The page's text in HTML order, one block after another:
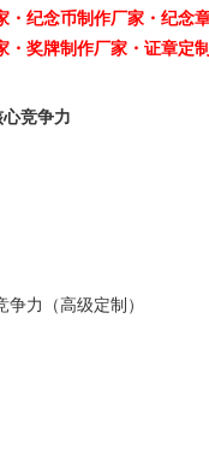
・纪念币制作厂家 ・纪念
・奖牌制作厂家 ・证章定
竞争力
力（高级定制）